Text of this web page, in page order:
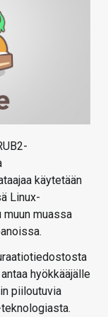
käytetään
Linux-
muassa
hyökkääjälle
piiloutuvia